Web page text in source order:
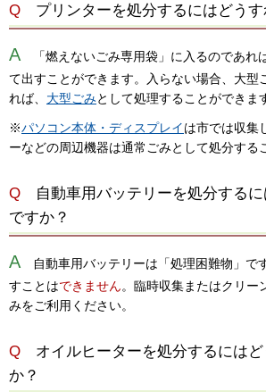
Q プリンターを処分するにはどう
A 「燃えないごみ専用袋」に入るのであれ
て出すことができます。入らない場合、大型
れば、 大型ごみとして処理することができま
※パソコン本体・ディスプレイは市では収集
ーなどの周辺機器は通常ごみとして処分する
Q 自動車用バッテリーを処分するに
ですか？
A 自動車用バッテリーは「処理困難物」で
すことはできません。臨時収集またはクリー
みをご利用ください。
Q オイルヒーターを処分するにはど
か？